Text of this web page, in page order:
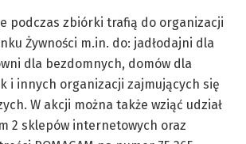
podczas zbiórki trafią do organizacji
Żywności m.in. do: jadłodajni dla
dla bezdomnych, domów dla
i innych organizacji zajmujących się
W akcji można także wziąć udział
2 sklepów internetowych oraz